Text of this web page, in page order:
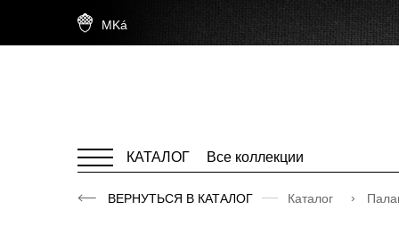
MKá
КАТАЛОГ Все коллекции
ВЕРНУТЬСЯ В КАТАЛОГ Каталог